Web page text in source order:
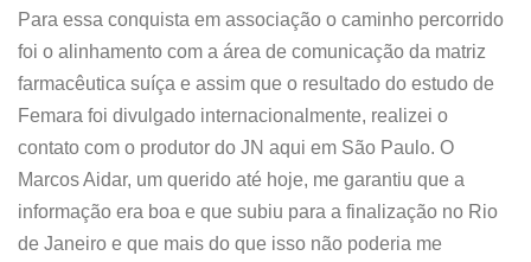
Para essa conquista em associação o caminho percorrido
foi o alinhamento com a área de comunicação da matriz
farmacêutica suíça e assim que o resultado do estudo de
Femara foi divulgado internacionalmente, realizei o
contato com o produtor do JN aqui em São Paulo. O
Marcos Aidar, um querido até hoje, me garantiu que a
informação era boa e que subiu para a finalização no Rio
de Janeiro e que mais do que isso não poderia me